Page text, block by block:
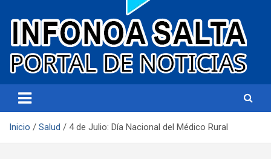
Infonoa Salta
Inicio Salud 4 de Julio: Día Nacional del Médico Rural